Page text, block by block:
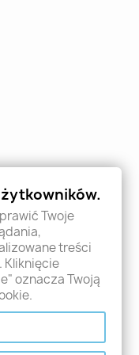
Twoje
treści
Kliknięcie
oznacza Twoją